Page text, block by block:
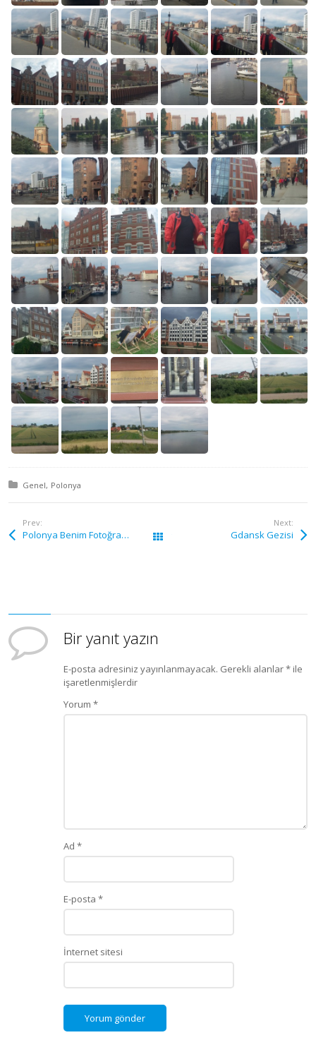
Posted in:
Genel Polonya
Prev:
Polonya Benim Fotoğraflarım
Next:
Gdansk Gezisi
Bir yanıt yazın
E-posta adresiniz yayınlanmayacak. Gerekli alanlar* ile
işaretlenmişlerdir
Yorum*
Ad*
E-posta*
İnternet sitesi